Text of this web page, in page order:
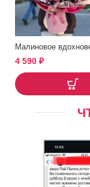
Малиновое
4 590 ₽